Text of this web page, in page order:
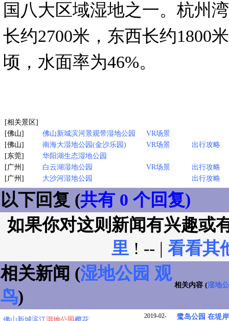
国八大区域湿地之一。杭州
长约2700米，东西长约1800
顷，水面率为46%。
[相关景区]
[佛山]
佛山新城滨河景观带湿地公园
VR场景
[佛山]
南海大湿地公园(金沙乐园) VR场景
出行攻略
[东莞]
华阳湖生态湿地公园
[广州]
白云湖湿地公园 VR场景
出行攻略
[广州]
大沙河湿地公园 出行攻略
以下回复 (共有 0 个回复)
如果你对这则新闻有兴趣或
里 ! -- | 看看其
相关新闻 (湿地公园 观
鸟)
相关内容 (湿地
2019-02-
鹭岛公园 在堤